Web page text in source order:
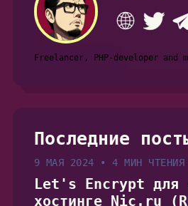
Freelancer, PHP-developer and
Последние
9 МАЯ 2024 • 4 МИН ЧТЕНИЯ
Let's Encrypt для
хостинге Nic.ru